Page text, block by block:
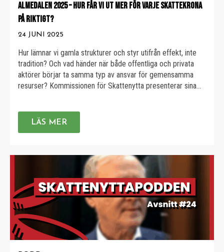
ALMEDALEN 2025 – HUR FÅR VI UT MER FÖR VARJE SKATTEKRONA
PÅ RIKTIGT?
24 JUNI 2025
Hur lämnar vi gamla strukturer och styr utifrån effekt, inte
tradition? Och vad händer när både offentliga och privata
aktörer börjar ta samma typ av ansvar för gemensamma
resurser? Kommissionen för Skattenytta presenterar sina
upphandling och ledarskap? […]
LÄS MER